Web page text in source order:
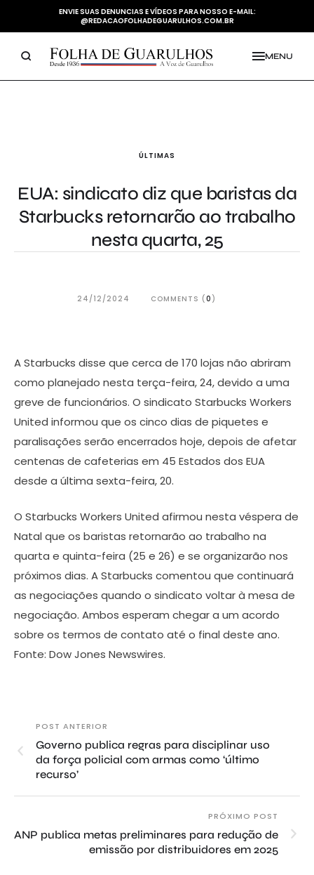
ENVIE SUAS DENUNCIAS E VÍDEOS PARA NOSSO E-MAIL:
@REDACAOFOLHADEGUARULHOS.COM.BR
MENU
ÚLTIMAS
EUA: sindicato diz que baristas da
Starbucks retornarão ao trabalho
nesta quarta, 25
24/12/2024 COMMENTS (0 )
A Starbucks disse que cerca de 170 lojas não abriram
como planejado nesta terça-feira, 24, devido a uma
greve de funcionários. O sindicato Starbucks Workers
United informou que os cinco dias de piquetes e
paralisações serão encerrados hoje, depois de afetar
centenas de cafeterias em 45 Estados dos EUA
desde a última sexta-feira, 20.
O Starbucks Workers United afirmou nesta véspera de
Natal que os baristas retornarão ao trabalho na
quarta e quinta-feira (25 e 26) e se organizarão nos
próximos dias. A Starbucks comentou que continuará
as negociações quando o sindicato voltar à mesa de
negociação. Ambos esperam chegar a um acordo
sobre os termos de contato até o final deste ano.
Fonte: Dow Jones Newswires.
POST ANTERIOR
Governo publica regras para disciplinar uso
da força policial com armas como ‘último
recurso’
PRÓXIMO POST
ANP publica metas preliminares para redução de
emissão por distribuidores em 2025